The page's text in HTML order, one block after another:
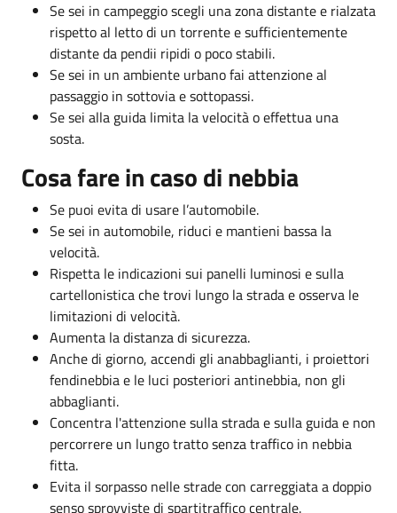
Se sei in campeggio scegli una zona distante e rialzata
rispetto al letto di un torrente e sufficientemente
distante da pendii ripidi o poco stabili.
Se sei in un ambiente urbano fai attenzione al
passaggio in sottovia e sottopassi.
Se sei alla guida limita la velocità o effettua una
sosta.
Cosa fare in caso di nebbia
Se puoi evita di usare l’automobile.
Se sei in automobile, riduci e mantieni bassa la
velocità.
Rispetta le indicazioni sui panelli luminosi e sulla
cartellonistica che trovi lungo la strada e osserva le
limitazioni di velocità.
Aumenta la distanza di sicurezza.
Anche di giorno, accendi gli anabbaglianti, i proiettori
fendinebbia e le luci posteriori antinebbia, non gli
abbaglianti.
Concentra l'attenzione sulla strada e sulla guida e non
percorrere un lungo tratto senza traffico in nebbia
fitta.
Evita il sorpasso nelle strade con carreggiata a doppio
senso sprovviste di spartitraffico centrale.